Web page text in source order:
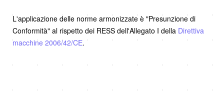
L'applicazione delle norme armonizzate è "Presunzione di
Conformità" al rispetto dei RESS dell'Allegato I della Direttiva
macchine 2006/42/CE.